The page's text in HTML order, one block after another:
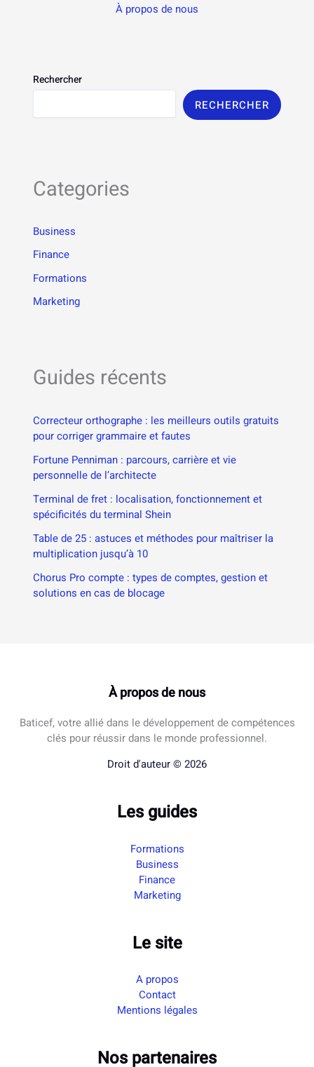
À propos de nous
Rechercher
RECHERCHER
Categories
Business
Finance
Formations
Marketing
Guides récents
Correcteur orthographe : les meilleurs outils gratuits
pour corriger grammaire et fautes
Fortune Penniman : parcours, carrière et vie
personnelle de l’architecte
Terminal de fret : localisation, fonctionnement et
spécificités du terminal Shein
Table de 25 : astuces et méthodes pour maîtriser la
multiplication jusqu’à 10
Chorus Pro compte : types de comptes, gestion et
solutions en cas de blocage
À propos de nous
Baticef, votre allié dans le développement de compétences
clés pour réussir dans le monde professionnel.
Droit d'auteur © 2026
Les guides
Formations
Business
Finance
Marketing
Le site
A propos
Contact
Mentions légales
Nos partenaires